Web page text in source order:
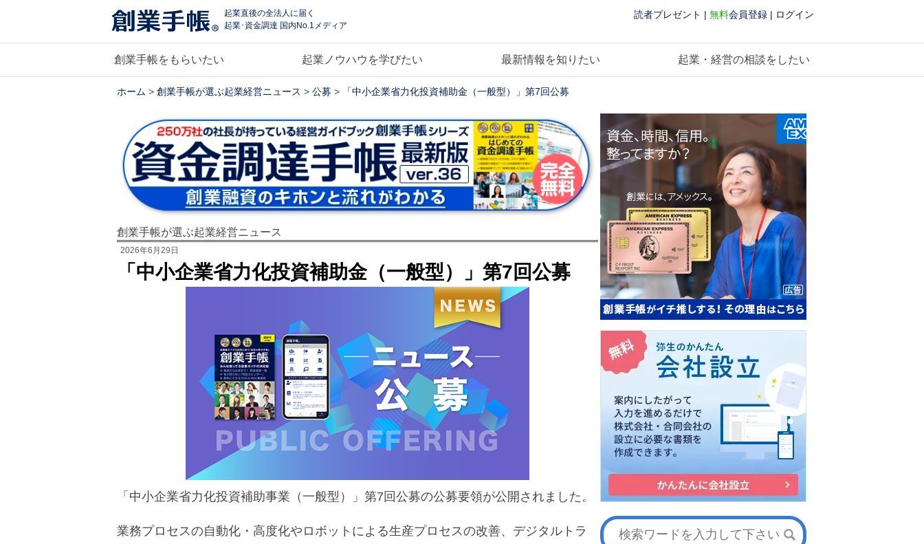
起業直後の全法人に届く
起業･資金調達 国内No.1メディア
読者プレゼント | 無料会員登録 | ログイン
創業手帳をもらいたい 起業ノウハウを学びたい 最新情報を知りたい 起業・経営の相談をしたい
ホーム > 創業手帳が選ぶ起業経営ニュース > 公募 > 「中小企業省力化投資補助金（一般型）」第7回公募
創業手帳が選ぶ起業経営ニュース
2026年6月29日
「中小企業省力化投資補助金（一般型）」第7回公募
「中小企業省力化投資補助事業（一般型）」第7回公募の公募要領が公開されました。
業務プロセスの自動化・高度化やロボットによる生産プロセスの改善、デジタルトラ